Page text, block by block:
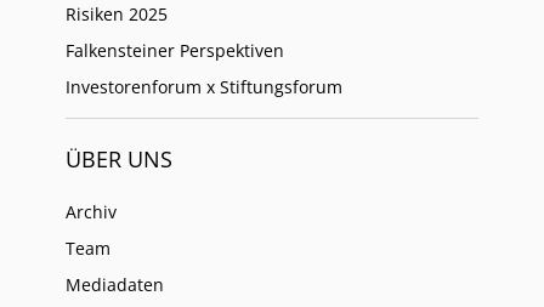
Risiken 2025
Falkensteiner Perspektiven
Investorenforum x Stiftungsforum
ÜBER UNS
Archiv
Team
Mediadaten